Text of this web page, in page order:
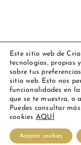
Copyright 2023
Este sitio web de
tecnologías, propias
sobre tus
sitio web. Esto nos
funcionalidades en
que se te muestra, o
Puedes consultar
cookies AQUÍ
Aceptar cookies